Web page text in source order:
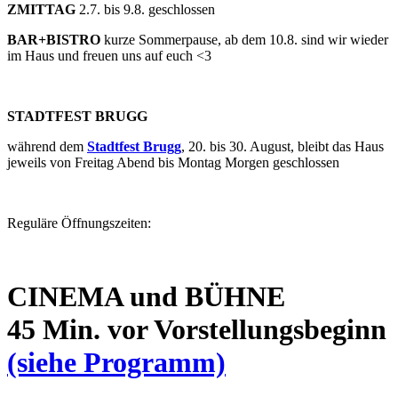
ZMITTAG 2.7. bis 9.8. geschlossen
BAR+BISTRO kurze Sommerpause, ab dem 10.8. sind wir wieder
im Haus und freuen uns auf euch <3
STADTFEST BRUGG
während dem Stadtfest Brugg, 20. bis 30. August, bleibt das Haus
jeweils von Freitag Abend bis Montag Morgen geschlossen
Reguläre Öffnungszeiten:
CINEMA und BÜHNE
45 Min. vor Vorstellungsbeginn
(siehe Programm)